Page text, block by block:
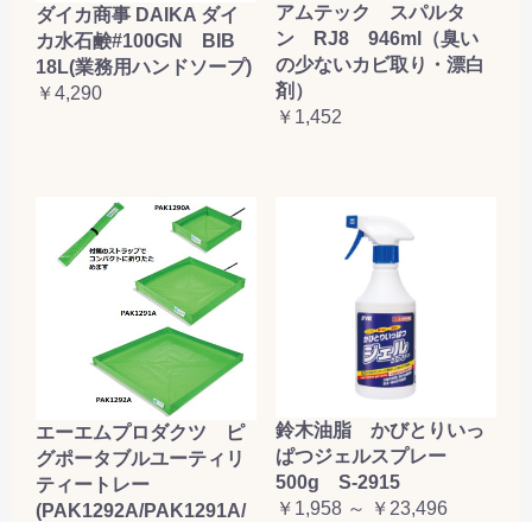
ダイカ商事 DAIKA ダイ
カ水石鹸#100GN BIB
18L(業務用ハンドソープ)
￥4,290
アムテック スパルタ
ン RJ8 946ml（臭い
の少ないカビ取り・漂白
剤）
￥1,452
エーエムプロダクツ ピ
グポータブルユーティリ
ティートレー
(PAK1292A/PAK1291A/
鈴木油脂 かびとりいっ
ぱつジェルスプレー
500g S-2915
￥1,958 ～ ￥23,496